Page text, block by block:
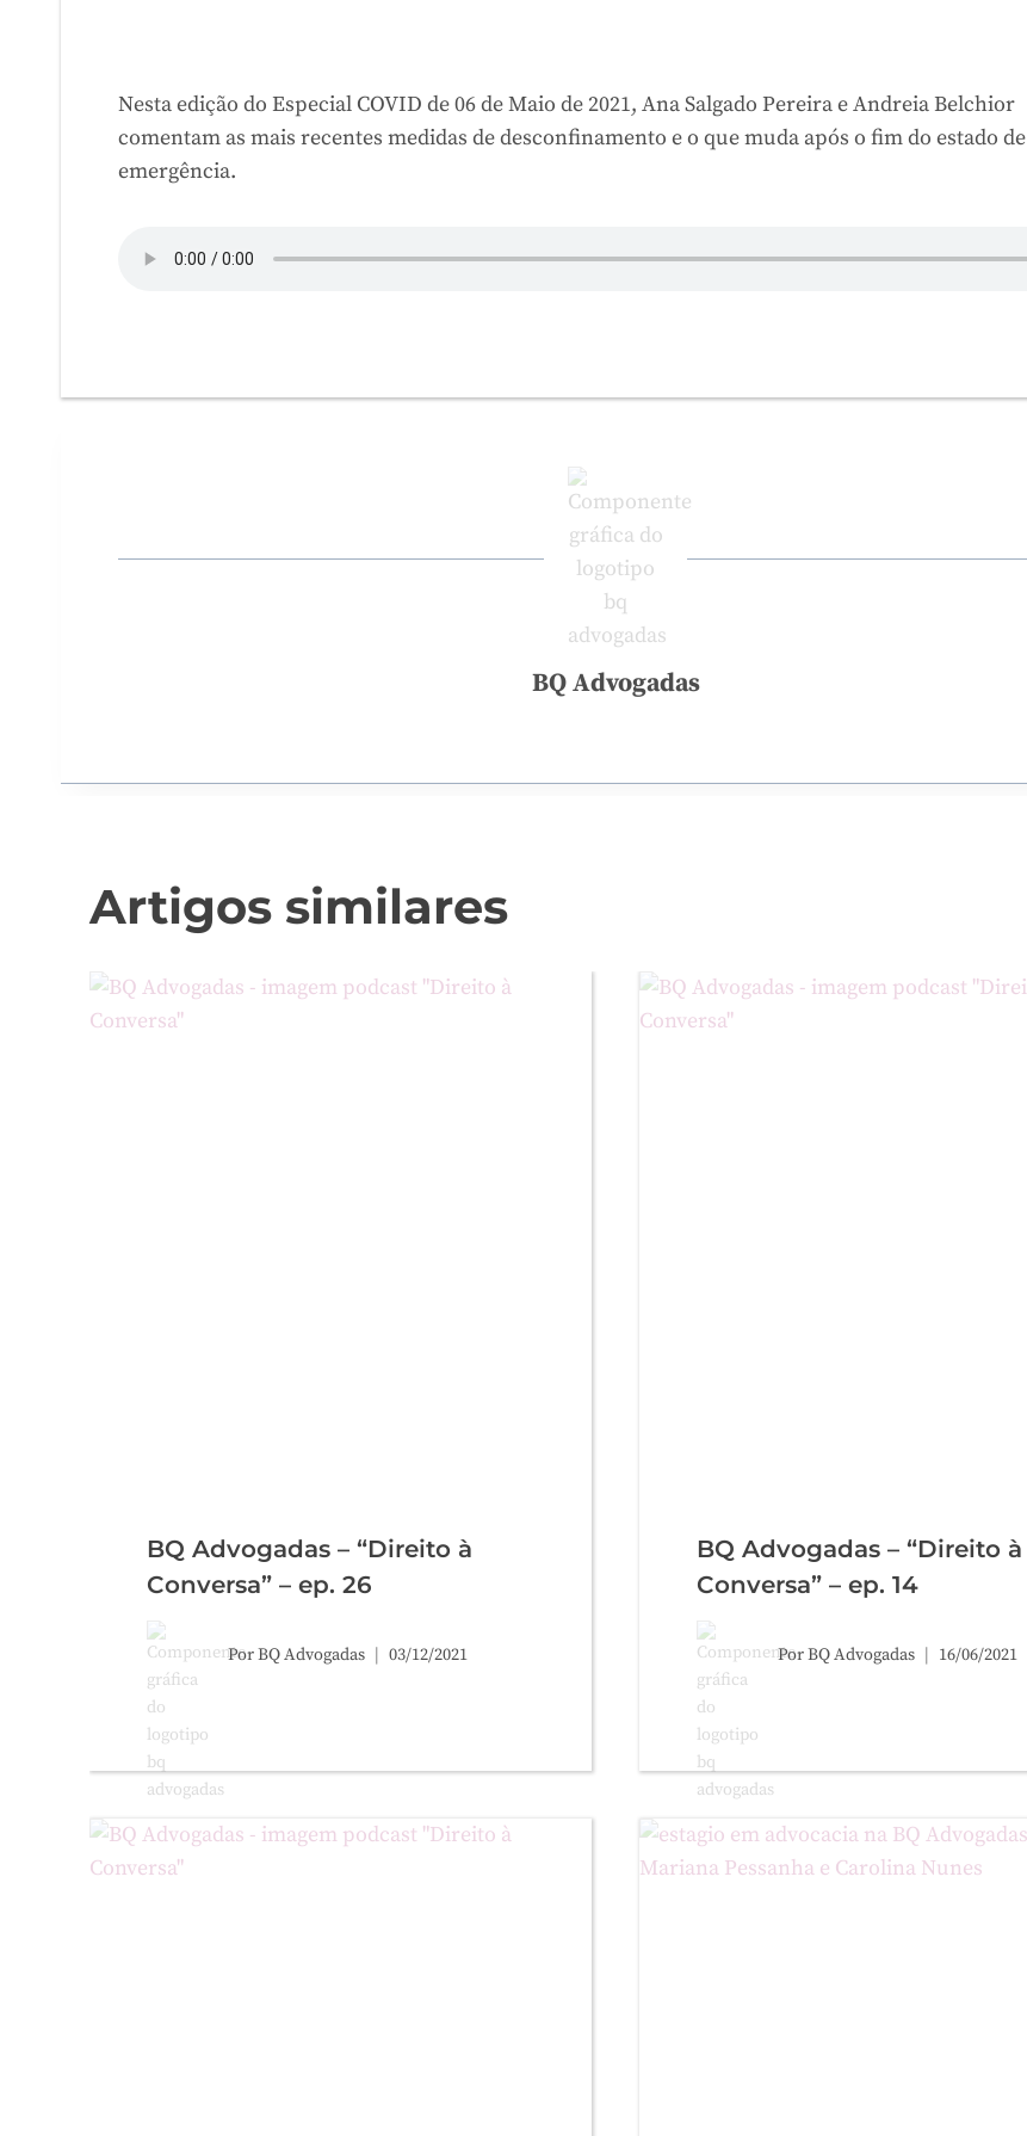
Nesta edição do Especial COVID de 06 de Maio de 2021, Ana Salgado Pereira e Andreia Belchior
comentam as mais recentes medidas de desconfinamento e o que muda após o fim do estado de
emergência.
BQ Advogadas
Artigos similares
BQ Advogadas – “Direito à
Conversa” – ep. 26
PorBQ Advogadas 03/12/2021
BQ Advogadas – “Direito à
Conversa” – ep. 14
PorBQ Advogadas 16/06/2021